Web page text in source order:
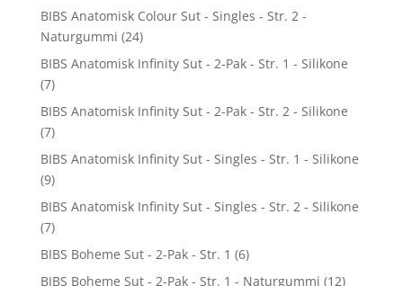
BIBS Anatomisk Colour Sut - Singles - Str. 2 -
Naturgummi (24)
BIBS Anatomisk Infinity Sut - 2-Pak - Str. 1 - Silikone
(7)
BIBS Anatomisk Infinity Sut - 2-Pak - Str. 2 - Silikone
(7)
BIBS Anatomisk Infinity Sut - Singles - Str. 1 - Silikone
(9)
BIBS Anatomisk Infinity Sut - Singles - Str. 2 - Silikone
(7)
BIBS Boheme Sut - 2-Pak - Str. 1 (6)
BIBS Boheme Sut - 2-Pak - Str. 1 - Naturgummi (12)